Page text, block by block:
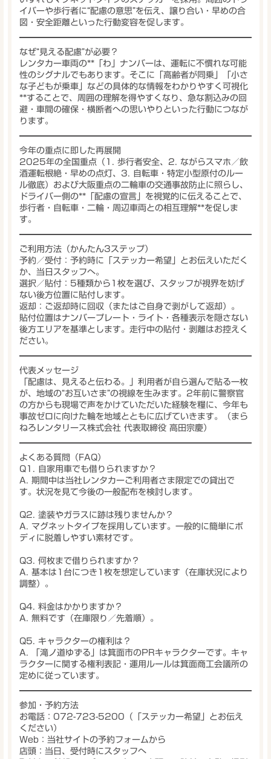
イバーや歩行者に“配慮の意思”を伝え、譲り合い・早めの合
図・安全距離といった行動変容を促します。
なぜ“見える配慮”が必要？
レンタカー車両の**「わ」ナンバーは、運転に不慣れな可能
性のシグナルでもあります。そこに
「高齢者が同乗」「小さ
な子どもが乗車」 などの具体的な情報をわかりやすく可視化
**することで、周囲の理解を得やすくなり、急な割込みの回
避・車間の確保・横断者への思いやり といった行動につなが
ります。
今年の重点に即した再展開
2025年の全国重点（1.歩行者安全、2. ながらスマホ／飲
酒運転根絶・早めの点灯 、3.
自転車・特定小型原付のルー
ル徹底）および大阪重点の二輪車の交通事故防止に照らし、
ドライバー側の**「配慮の宣言」 を視覚的に伝えることで、
歩行者・自転車・二輪・周辺車両との相互理解**を促しま
す。
ご利用方法（かんたん3ステップ）
予約／受付 ：予約時に「ステッカー希望」とお伝えいただく
か、当日スタッフへ。
選択／貼付 ：5種類から1枚を選び、スタッフが視界を妨げ
ない後方位置に貼付します。
返却 ：ご返却時に回収（またはご自身で剥がして返却）。
貼付位置はナンバープレート・ライト・各種表示を隠さない
後方エリアを基準とします。走行中の貼付・剥離はお控えく
ださい。
代表メッセージ
「配慮は、見えると伝わる。」利用者が自ら選んで貼る一枚
が、地域の“お互いさま”の視線を生みます。2年前に警察官
の方からも現場で声をかけていただいた経験を糧に、今年も
事故ゼロ に向けた輪を地域とともに広げていきます。（まら
ねろレンタリース株式会社 代表取締役 高田宗慶）
よくある質問（FAQ）
Q1. 自家用車でも借りられますか？
A. 期間中は当社レンタカーご利用者さま限定での貸出で
す。状況を見て今後の一般配布を検討します。
Q2. 塗装やガラスに跡は残りませんか？
A.マグネットタイプを採用しています。一般的に簡単にボ
ディに脱着しやすい素材です。
Q3. 何枚まで借りられますか？
A. 基本は 1台につき1枚を想定しています（在庫状況により
調整）。
Q4. 料金はかかりますか？
A.無料です（在庫限り／先着順）。
Q5. キャラクターの権利は？
A.
「滝ノ道ゆずる」は箕面市のPRキャラクターです。キャ
ラクターに関する権利表記・運用ルールは箕面商工会議所の
定めに従っています。
参加・予約方法
お電話 ：072-723-5200（「ステッカー希望」とお伝え
ください）
Web ：当社サイトの予約フォームから
店頭 ：当日、受付時にスタッフへ